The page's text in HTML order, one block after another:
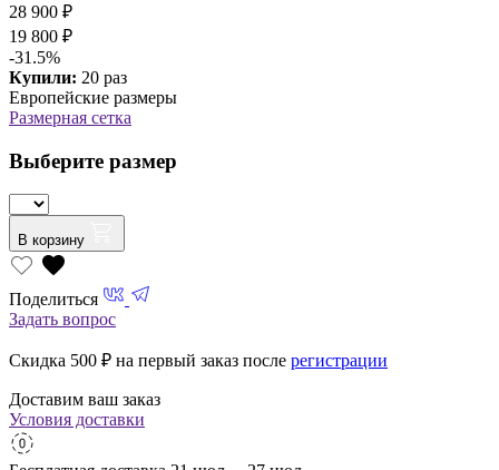
28 900 ₽
19 800 ₽
-31.5%
Купили: 20 раз
Европейские размеры
Размерная сетка
Выберите размер
В корзину
Поделиться
Задать вопрос
Скидка 500 ₽ на первый заказ после регистрации
Доставим ваш заказ
Условия доставки